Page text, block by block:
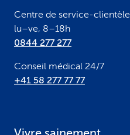
Centre de service-clientèle
lu–ve, 8–18h
0844 277 277
Conseil médical 24/7
+41 58 277 77 77